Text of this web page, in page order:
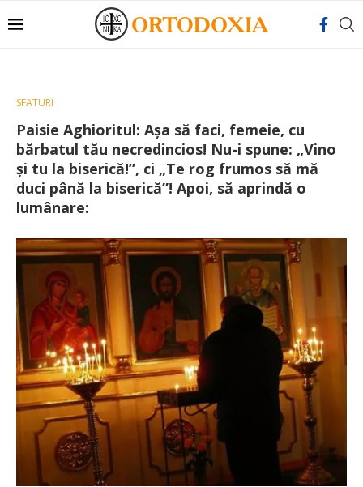
SFATURI
Paisie Aghioritul: Așa să faci, femeie, cu
bărbatul tău necredincios! Nu-i spune: „Vino
şi tu la biserică!”, ci „Te rog frumos să mă
duci până la biserică”! Apoi, să aprindă o
lumânare: